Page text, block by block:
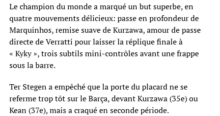
Le champion du monde a marqué un but superbe, en
quatre mouvements délicieux: passe en profondeur de
Marquinhos, remise suave de Kurzawa, amour de passe
directe de Verratti pour laisser la réplique finale à
« Kyky », trois subtils mini-contrôles avant une frappe
sous la barre.
Ter Stegen a empêché que la porte du placard ne se
referme trop tôt sur le Barça, devant Kurzawa (35e) ou
Kean (37e), mais a craqué en seconde période.